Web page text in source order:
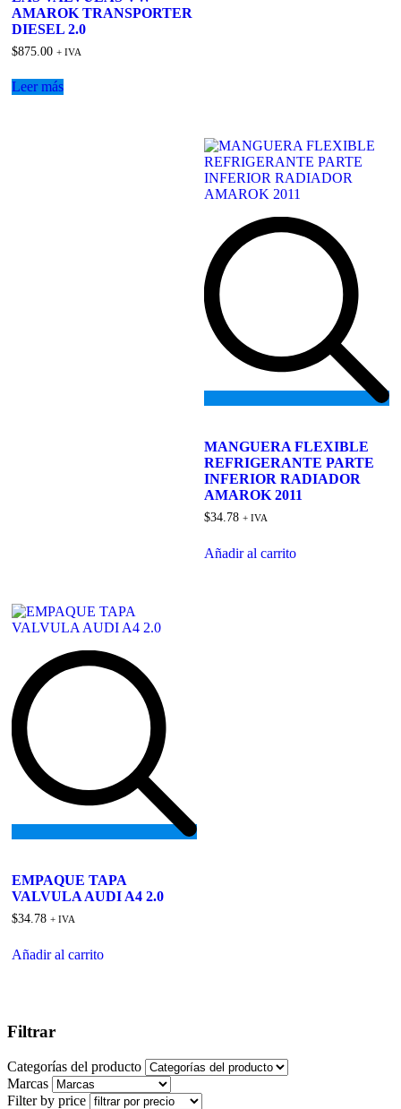
AMAROK TRANSPORTER
DIESEL 2.0
$875.00 + IVA
Leer más
to
wishlist
MANGUERA FLEXIBLE
REFRIGERANTE PARTE
INFERIOR RADIADOR
AMAROK 2011
$34.78 + IVA
Añadir al carrito
to
wishlist
EMPAQUE TAPA
VALVULA AUDI A4 2.0
$34.78 + IVA
Añadir al carrito
Filtrar
Categorías del producto
Marcas
Filter by price